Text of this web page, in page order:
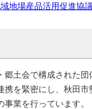
地場産品活用促進協議
土会で構成された
を緊密にし、秋田
業を行っています。